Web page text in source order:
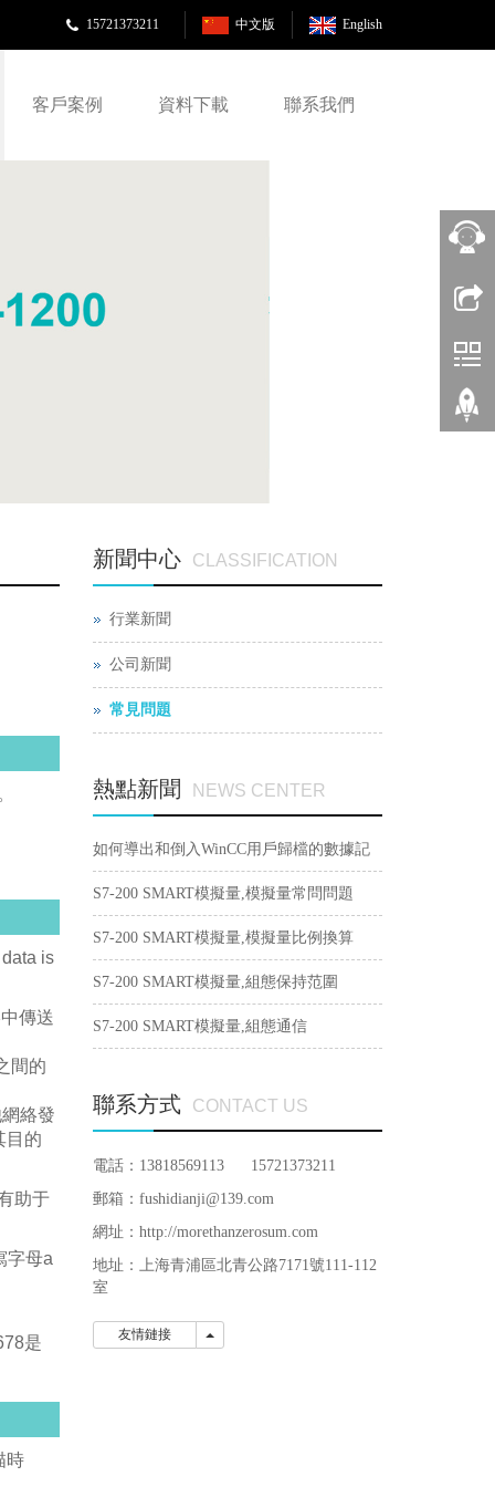
English
中文版
15721373211
客戶案例 資料下載 聯系我們
is
傳送
間的
絡發
目的
助于
字母a
是
時
新聞中心 CLASSIFICATION
行業新聞
公司新聞
常見問題
熱點新聞 NEWS CENTER
如何導出和倒入WinCC用戶歸檔的數據記
錄？
S7-200 SMART模擬量,模擬量常問問題
S7-200 SMART模擬量,模擬量比例換算
S7-200 SMART模擬量,組態保持范圍
S7-200 SMART模擬量,組態通信
聯系方式 CONTACT US
電話：13818569113 15721373211
郵箱：fushidianji@139.com
網址：http://morethanzerosum.com
地址： 上海青浦區北青公路7171號111-112
室
友情鏈接 友情鏈接